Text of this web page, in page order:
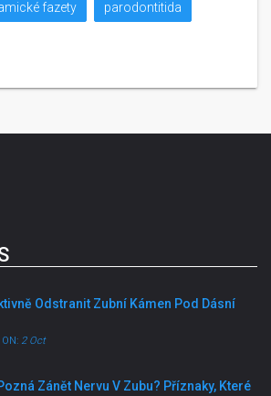
fazety parodontitida
Odstranit Zubní Kámen Pod Dásní
2 Oct
Zánět Nervu V Zubu? Příznaky, Které